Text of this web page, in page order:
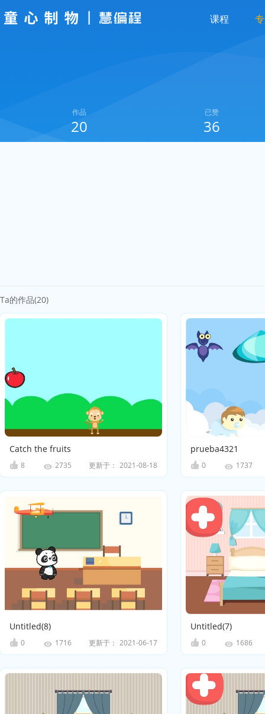
课程
作品
20
已赞
36
Ta的作品(20)
Catch the fruits
8 2735 更新于： 2021-08-18
prueba4321
0 1737
Untitled(8)
0 1716 更新于： 2021-06-17
Untitled(7)
0 1686